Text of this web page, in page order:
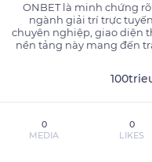
ONBET là minh chứng
ngành giải trí trực
chuyên nghiệp, giao diện
nền tảng này mang đến
0
MEDIA
0
LIKES